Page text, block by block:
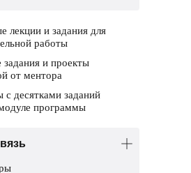
лекции и задания для
работы
и проекты
от ментора
с десятками заданий
программы